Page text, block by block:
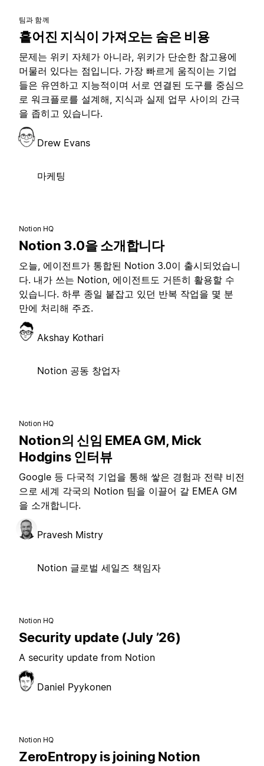
팀과 함께
흩어진 지식이 가져오는 숨은 비용
문제는 위키 자체가 아니라, 위키가 단순한 참고용에
머물러 있다는 점입니다. 가장 빠르게 움직이는 기업
들은 유연하고 지능적이며 서로 연결된 도구를 중심으
로 워크플로를 설계해, 지식과 실제 업무 사이의 간극
을 좁히고 있습니다.
Drew Evans
마케팅
Notion HQ
Notion 3.0을 소개합니다
오늘, 에이전트가 통합된 Notion 3.0이 출시되었습니
다. 내가 쓰는 Notion, 에이전트도 거뜬히 활용할 수
있습니다. 하루 종일 붙잡고 있던 반복 작업을 몇 분
만에 처리해 주죠.
Akshay Kothari
Notion 공동 창업자
Notion HQ
Notion의 신임 EMEA GM, Mick
Hodgins 인터뷰
Google 등 다국적 기업을 통해 쌓은 경험과 전략 비전
으로 세계 각국의 Notion 팀을 이끌어 갈 EMEA GM
을 소개합니다.
Pravesh Mistry
Notion 글로벌 세일즈 책임자
Notion HQ
Security update (July ’26)
A security update from Notion
Daniel Pyykonen
Notion HQ
ZeroEntropy is joining Notion